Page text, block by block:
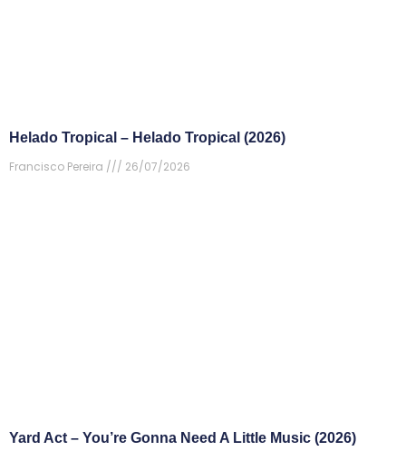
Helado Tropical – Helado Tropical (2026)
Francisco Pereira
26/07/2026
Yard Act – You’re Gonna Need A Little Music (2026)